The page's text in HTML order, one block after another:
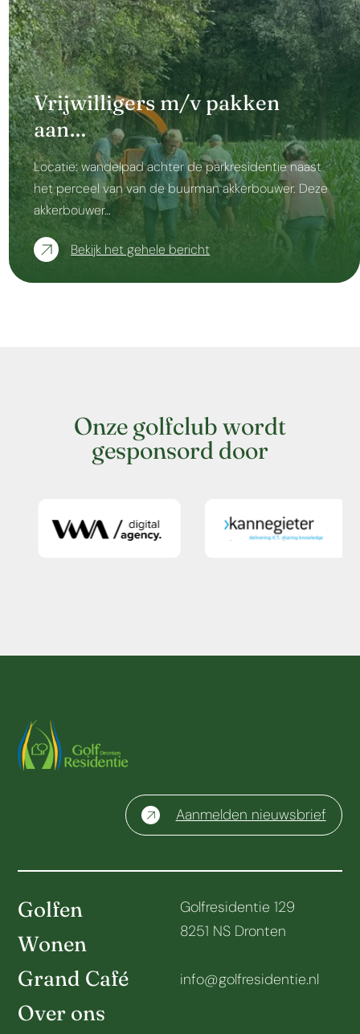
Vrijwilligers m/v pakken
aan…
Locatie: wandelpad achter de parkresidentie naast
het perceel van van de buurman akkerbouwer. Deze
akkerbouwer…
Bekijk het gehele bericht
Onze golfclub wordt
gesponsord door
Aanmelden nieuwsbrief
Golfen
Wonen
Grand Café
Over ons
Golfresidentie 129
8251 NS Dronten
info@golfresidentie.nl